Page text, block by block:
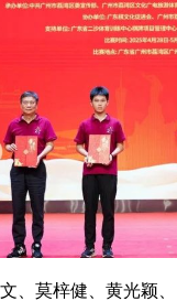
、莫梓健、黄光颖